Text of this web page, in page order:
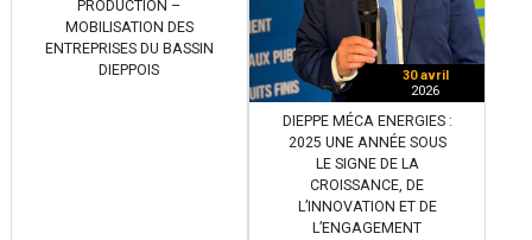
PRODUCTION –
MOBILISATION DES
ENTREPRISES DU BASSIN
DIEPPOIS
30 avril
2026
DIEPPE MÉCA ENERGIES :
2025 UNE ANNÉE SOUS
LE SIGNE DE LA
CROISSANCE, DE
L’INNOVATION ET DE
L’ENGAGEMENT